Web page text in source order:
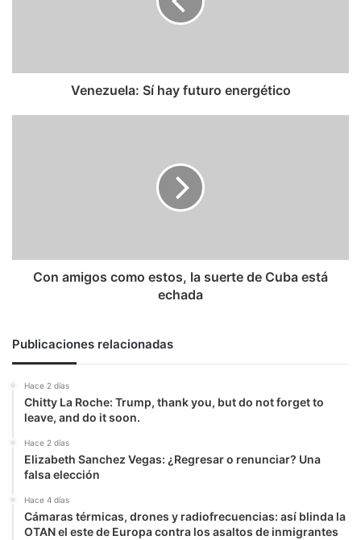
Venezuela: Sí hay futuro energético
está
echadaCon amigos como estos, la suerte de Cuba está
echada
Publicaciones relacionadas
Hace 2 días
Chitty La Roche: Trump, thank you, but do not forget to
leave, and do it soon.
Hace 2 días
Elizabeth Sanchez Vegas: ¿Regresar o renunciar? Una
falsa elección
Hace 4 días
Cámaras térmicas, drones y radiofrecuencias: así blinda la
OTAN el este de Europa contra los asaltos de inmigrantes